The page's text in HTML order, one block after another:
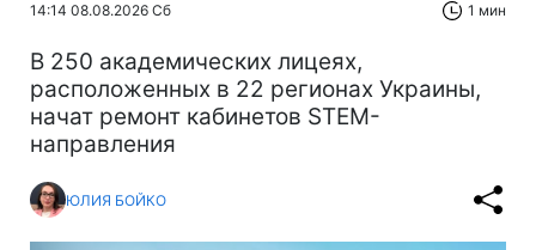
14:14 08.08.2026 Сб 1 мин
В 250 академических лицеях,
расположенных в 22 регионах Украины,
начат ремонт кабинетов STEM-
направления
ЮЛИЯ БОЙКО